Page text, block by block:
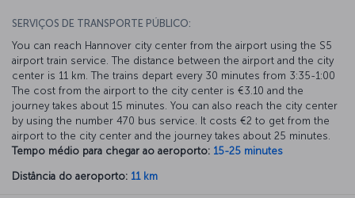
SERVIÇOS DE TRANSPORTE PÚBLICO:
You can reach Hannover city center from the airport using the S5
airport train service. The distance between the airport and the city
center is 11 km. The trains depart every 30 minutes from 3:35-1:00
The cost from the airport to the city center is €3.10 and the
journey takes about 15 minutes. You can also reach the city center
by using the number 470 bus service. It costs €2 to get from the
airport to the city center and the journey takes about 25 minutes.
Tempo médio para chegar ao aeroporto: 15-25 minutes
Distância do aeroporto: 11 km